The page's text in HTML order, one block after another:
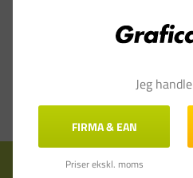
Tilmeld
Jeg
FIRMA & EAN
Priser ekskl. moms